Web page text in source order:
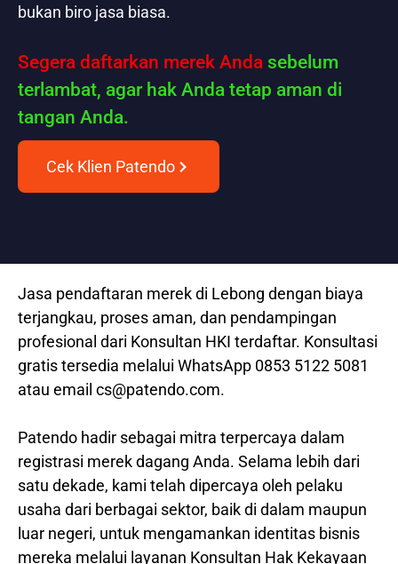
bukan biro jasa biasa.
Segera daftarkan merek Anda sebelum
terlambat, agar hak Anda tetap aman di
tangan Anda.
Cek Klien Patendo
Jasa pendaftaran merek di Lebong dengan biaya
terjangkau, proses aman, dan pendampingan
profesional dari Konsultan HKI terdaftar. Konsultasi
gratis tersedia melalui WhatsApp 0853 5122 5081
atau email cs@patendo.com.
Patendo hadir sebagai mitra terpercaya dalam
registrasi merek dagang Anda. Selama lebih dari
satu dekade, kami telah dipercaya oleh pelaku
usaha dari berbagai sektor, baik di dalam maupun
luar negeri, untuk mengamankan identitas bisnis
mereka melalui layanan Konsultan Hak Kekayaan